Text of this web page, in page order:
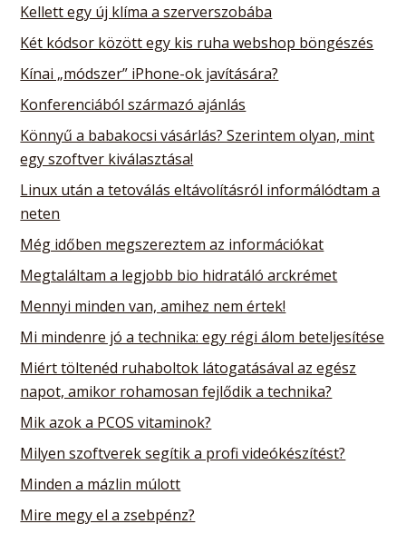
Kellett egy új klíma a szerverszobába
Két kódsor között egy kis ruha webshop böngészés
Kínai „módszer” iPhone-ok javítására?
Konferenciából származó ajánlás
Könnyű a babakocsi vásárlás? Szerintem olyan, mint
egy szoftver kiválasztása!
Linux után a tetoválás eltávolításról informálódtam a
neten
Még időben megszereztem az információkat
Megtaláltam a legjobb bio hidratáló arckrémet
Mennyi minden van, amihez nem értek!
Mi mindenre jó a technika: egy régi álom beteljesítése
Miért töltenéd ruhaboltok látogatásával az egész
napot, amikor rohamosan fejlődik a technika?
Mik azok a PCOS vitaminok?
Milyen szoftverek segítik a profi videókészítést?
Minden a mázlin múlott
Mire megy el a zsebpénz?